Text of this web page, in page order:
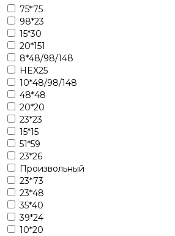
75*75
98*23
15*30
20*151
8*48/98/148
HEX25
10*48/98/148
48*48
20*20
23*23
15*15
51*59
23*26
Произвольный
23*73
23*48
35*40
39*24
10*20